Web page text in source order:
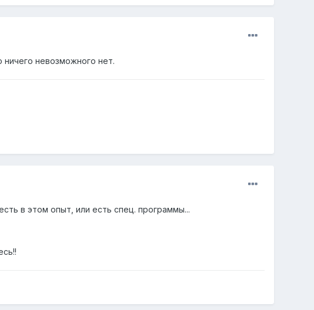
ничего невозможного нет.
в этом опыт, или есть спец. программы...